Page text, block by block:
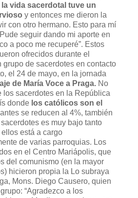
vida sacerdotal tuve un
y entonces me dieron la
con otro hermano. Esto para mí
seguir dando mi aporte en
a poco me recuperé”. Estos
ofrecidos durante el
grupo de sacerdotes en contacto
el 24 de mayo, en la jornada
de María Voce a Praga.No
los sacerdotes en la República
dondelos católicos son el
se reducen al 4%, también
es muy bajo tanto
está a cargo
de varias parroquias. Los
en el Centro Mariápolis, que
del comunismo (en la mayor
hicieron propia la Lo subraya
Mons. Diego Causero, quien
“Agradezco a los